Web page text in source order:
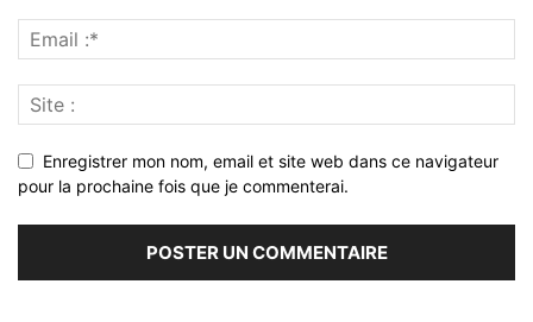
Enregistrer mon nom, email et site web dans ce navigateur
pour la prochaine fois que je commenterai.